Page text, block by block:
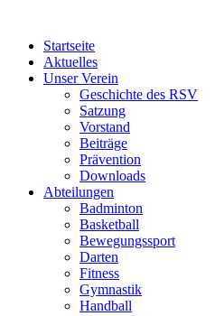
Startseite
Aktuelles
Unser Verein
Geschichte des RSV
Satzung
Vorstand
Beiträge
Prävention
Downloads
Abteilungen
Badminton
Basketball
Bewegungssport
Darten
Fitness
Gymnastik
Handball